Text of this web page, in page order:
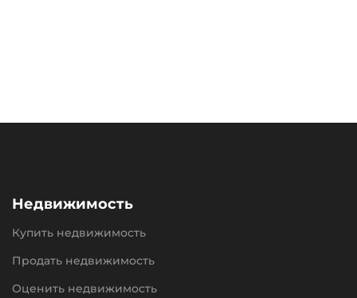
Недвижимость
Купить недвижимость
Продать недвижимость
Оценить недвижимость